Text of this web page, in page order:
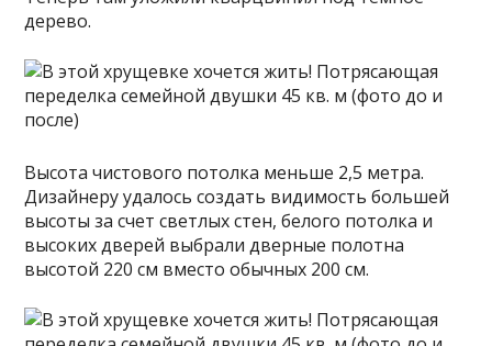
дерево.
Высота чистового потолка меньше 2,5 метра.
Дизайнеру удалось создать видимость большей
высоты за счет светлых стен, белого потолка и
высоких дверей выбрали дверные полотна
высотой 220 см вместо обычных 200 см.